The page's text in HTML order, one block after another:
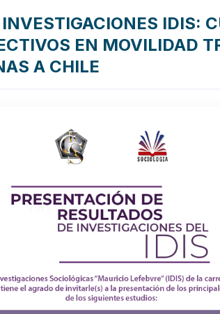
IDIS:
EN MOVILIDAD
A CHILE